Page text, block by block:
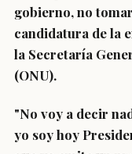
gobierno, no
candidatura de la
la Secretaría
(ONU).
"No voy a decir
yo soy hoy